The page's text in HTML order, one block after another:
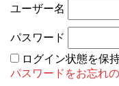
ユーザー名
パスワード
ログイン状態を保
パスワードをお忘れ